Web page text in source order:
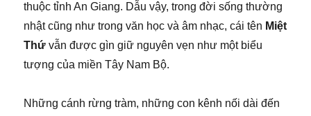
thuộc tỉnh An Giang. Dẫu vậy, trong đời sống thường
nhật cũng như trong văn học và âm nhạc, cái tên Miệt
Thứ vẫn được gìn giữ nguyên vẹn như một biểu
tượng của miền Tây Nam Bộ.
Những cánh rừng tràm, những con kênh nối dài đến